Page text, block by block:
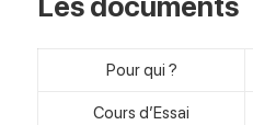
Pour qui ?
Cours d’Essai